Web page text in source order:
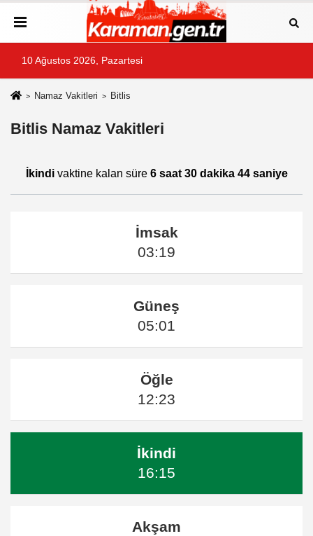
10 Ağustos 2026, Pazartesi
Namaz Vakitleri Bitlis
Bitlis Namaz Vakitleri
İkindivaktine kalan süre 6 saat 30 dakika 44 saniye
İmsak
03:19
Güneş
05:01
Öğle
12:23
İkindi
16:15
Akşam